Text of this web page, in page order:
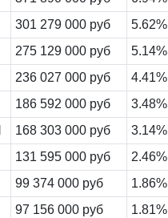
301 279 000 руб 5.62%
275 129 000 руб 5.14%
236 027 000 руб 4.41%
186 592 000 руб 3.48%
168 303 000 руб 3.14%
131 595 000 руб 2.46%
99 374 000 руб 1.86%
97 156 000 руб 1.81%